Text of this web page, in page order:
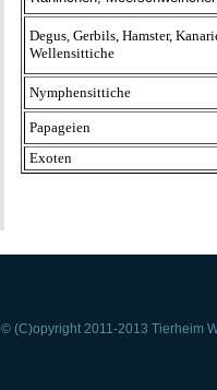
Degus, Gerbils, Hamster,
Wellensittiche
Nymphensittiche
Papageien
Exoten
© (C)opyright 2011-2013 Tierheim